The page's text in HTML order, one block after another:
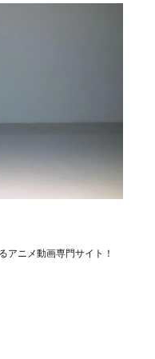
アニメ動画専門サイト！